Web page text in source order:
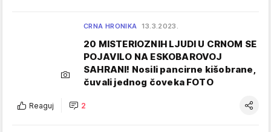
CRNA HRONIKA 13.3.2023.
20 MISTERIOZNIH LJUDI U CRNOM SE
POJAVILO NA ESKOBAROVOJ
SAHRANI! Nosili pancirne kišobrane,
čuvali jednog čoveka FOTO
Reaguj 2